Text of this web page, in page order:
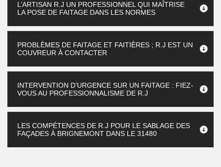
L’ARTISAN R.J UN PROFESSIONNEL QUI MAÎTRISE
LA POSE DE FAITAGE DANS LES NORMES
PROBLÈMES DE FAITAGE ET FAITIÈRES ; R.J EST UN
COUVREUR À CONTACTER
INTERVENTION D’URGENCE SUR UN FAITAGE : FIEZ-
VOUS AU PROFESSIONNALISME DE R.J
LES COMPÉTENCES DE R.J POUR LE SABLAGE DES
FAÇADES À BRIGNEMONT DANS LE 31480